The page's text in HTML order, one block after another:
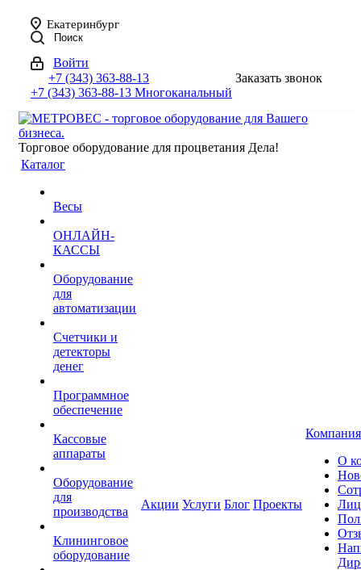
Екатеринбург
Поиск
Войти
+7 (343) 363-88-13
+7 (343) 363-88-13 Многоканальный
Заказать звонок
Торговое оборудование для процветания Дела!
Каталог
Весы
ОНЛАЙН-
КАССЫ
Оборудование
для
автоматизации
Счетчики и
детекторы
денег
Программное
обеспечение
Кассовые
аппараты
Оборудование
для
производства
Клининговое
оборудование
Акции Услуги Блог Проекты
Компания
О